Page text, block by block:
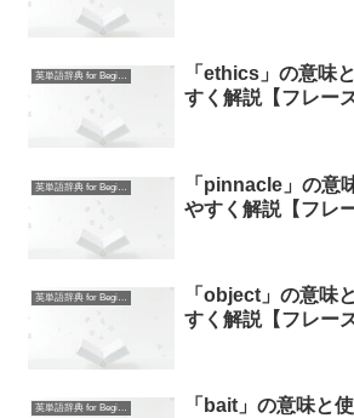
英単語辞典 for Beginners
「ethics」の意味
すく解説【フレー
英単語辞典 for Beginners
「pinnacle」の意
やすく解説【フレ
英単語辞典 for Beginners
「object」の意味
すく解説【フレー
英単語辞典 for Beginners
「bait」の意味と